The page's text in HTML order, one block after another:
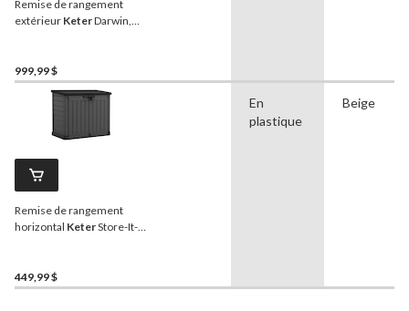
Remise de rangement
extérieur KeterDarwin,
999,99 $
Remise de rangement
horizontal KeterStore-It-
449,99 $
En
plastique
Beige